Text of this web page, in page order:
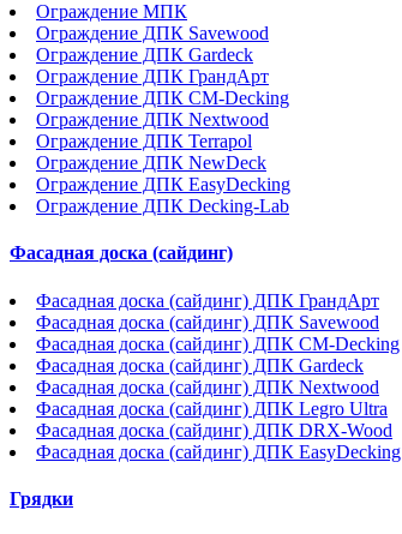
Ограждение МПК
Ограждение ДПК Savewood
Ограждение ДПК Gardeck
Ограждение ДПК ГрандАрт
Ограждение ДПК CM-Decking
Ограждение ДПК Nextwood
Ограждение ДПК Terrapol
Ограждение ДПК NewDeck
Ограждение ДПК EasyDecking
Ограждение ДПК Decking-Lab
Фасадная доска (сайдинг)
Фасадная доска (сайдинг) ДПК ГрандАрт
Фасадная доска (сайдинг) ДПК Savewood
Фасадная доска (сайдинг) ДПК CM-Decking
Фасадная доска (сайдинг) ДПК Gardeck
Фасадная доска (сайдинг) ДПК Nextwood
Фасадная доска (сайдинг) ДПК Legro Ultra
Фасадная доска (сайдинг) ДПК DRX-Wood
Фасадная доска (сайдинг) ДПК EasyDecking
Грядки